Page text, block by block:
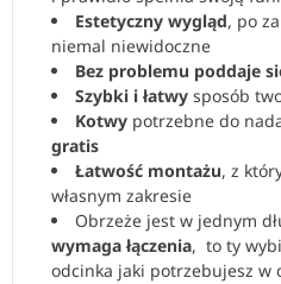
Estetyczny wygląd, po
niemal niewidoczne
Bez problemu poddaje
Szybki i łatwy sposób
Kotwy potrzebne do
gratis
Łatwość montażu, z
własnym zakresie
Obrzeże jest w jednym
wymaga łączenia, to ty
odcinka jaki potrzebujesz w